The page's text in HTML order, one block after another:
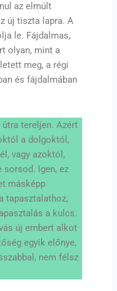
az elmúlt
új tiszta lapra. A
le. Fájdalmas,
olyan, mint a
meg, a régi
és fájdalmában
tereljen. Azért
a dolgoktól,
vagy azoktól,
sorsod. Igen, ez
másképp
tapasztalathoz,
a kulcs.
új embert alkot
egyik előnye,
nem félsz